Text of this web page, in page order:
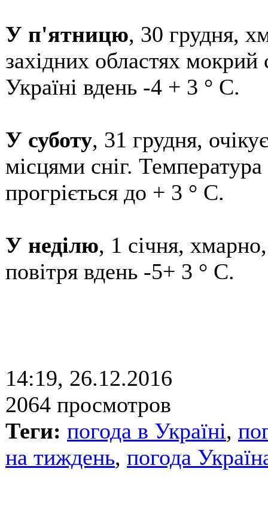
У п'ятницю, 30 грудня,
західних областях мокрий
Україні вдень -4 + 3 ° С.
У суботу, 31 грудня,
місцями сніг.
прогріється до + 3 ° С.
У неділю, 1 січня,
повітря вдень -5+ 3 ° С.
14:19, 26.12.2016
2064 просмотров
Теги: погода в Україні,
на тиждень, погода